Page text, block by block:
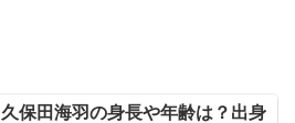
久保田海羽の身長や年齢は？出身